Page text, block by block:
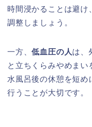
時間浸かることは避け
調整しましょう。
一方、低血圧の人は、
と立ちくらみやめまい
水風呂後の休憩を短め
行うことが大切です。